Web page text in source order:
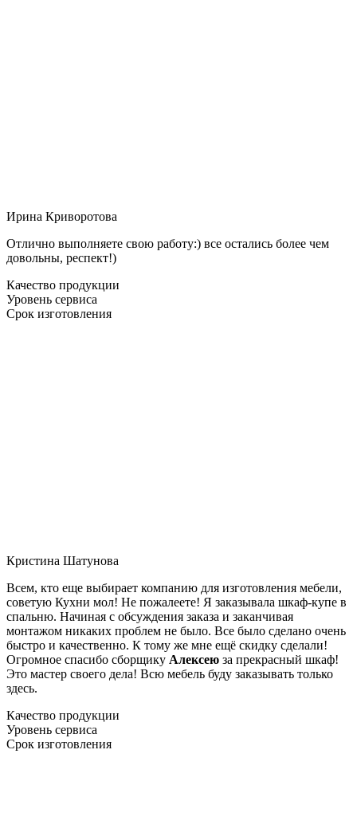
Ирина Криворотова
Отлично выполняете свою работу:) все остались более чем
довольны, респект!)
Качество продукции
Уровень сервиса
Срок изготовления
Кристина Шатунова
Всем, кто еще выбирает компанию для изготовления мебели,
советую Кухни мол! Не пожалеете! Я заказывала шкаф-купе в
спальню. Начиная с обсуждения заказа и заканчивая
монтажом никаких проблем не было. Все было сделано очень
быстро и качественно. К тому же мне ещё скидку сделали!
Огромное спасибо сборщику Алексею за прекрасный шкаф!
Это мастер своего дела! Всю мебель буду заказывать только
здесь.
Качество продукции
Уровень сервиса
Срок изготовления